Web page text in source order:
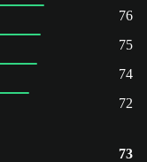
76
75
74
72
73